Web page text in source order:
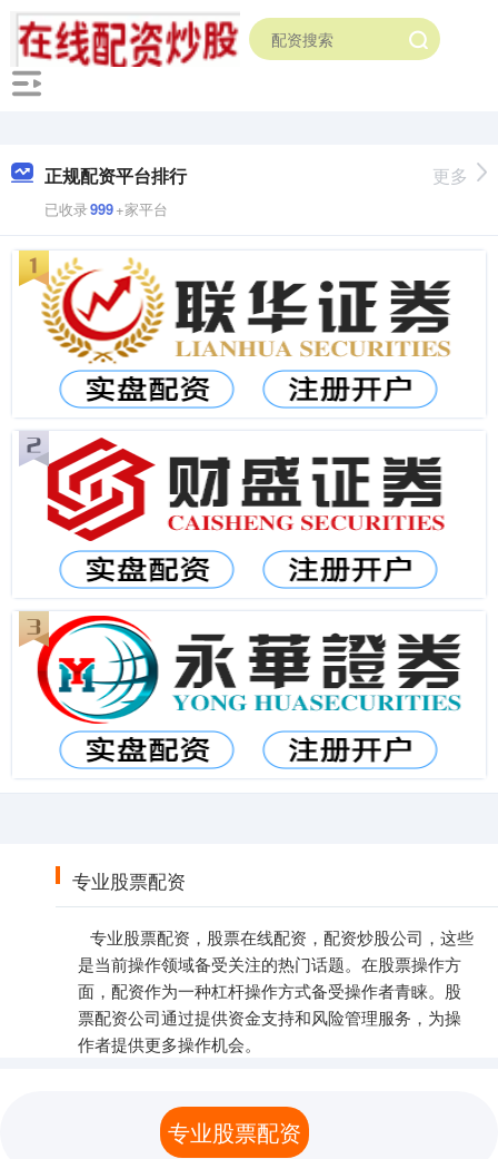
正规配资平台排行
已收录999+家平台
更多
专业股票配资
专业股票配资，股票在线配资，配资炒股公司，这些
是当前操作领域备受关注的热门话题。在股票操作方
面，配资作为一种杠杆操作方式备受操作者青睐。股
票配资公司通过提供资金支持和风险管理服务，为操
作者提供更多操作机会。
专业股票配资